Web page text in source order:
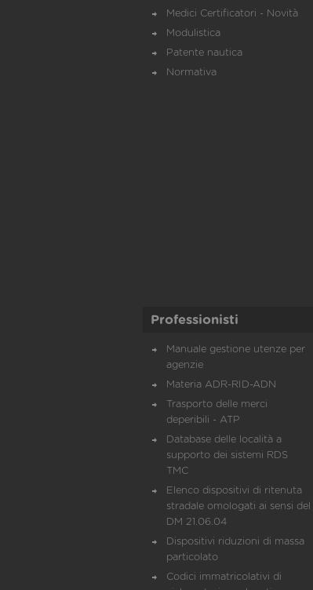
Medici Certificatori - Novità
Modulistica
Patente nautica
Normativa
Professionisti
Manuale gestione utenze per
agenzie
Materia ADR-RID-ADN
Trasporto delle merci
deperibili - ATP
Database delle località a
supporto dei sistemi RDS
TMC
Elenco dispositivi di ritenuta
stradale omologati ai sensi del
DM 21.06.04
Dispositivi riduzioni di massa
particolato
Codici immatricolativi di